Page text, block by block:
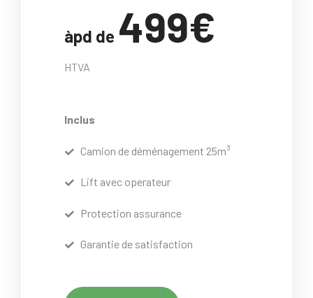
àpd de 499€
HTVA
Inclus
Camion de déménagement 25m³
Lift avec operateur
Protection assurance
Garantie de satisfaction